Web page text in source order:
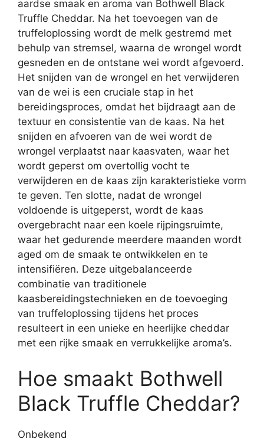
aardse smaak en aroma van Bothwell Black
Truffle Cheddar. Na het toevoegen van de
truffeloplossing wordt de melk gestremd met
behulp van stremsel, waarna de wrongel wordt
gesneden en de ontstane wei wordt afgevoerd.
Het snijden van de wrongel en het verwijderen
van de wei is een cruciale stap in het
bereidingsproces, omdat het bijdraagt ​​aan de
textuur en consistentie van de kaas. Na het
snijden en afvoeren van de wei wordt de
wrongel verplaatst naar kaasvaten, waar het
wordt geperst om overtollig vocht te
verwijderen en de kaas zijn karakteristieke vorm
te geven. Ten slotte, nadat de wrongel
voldoende is uitgeperst, wordt de kaas
overgebracht naar een koele rijpingsruimte,
waar het gedurende meerdere maanden wordt
aged om de smaak te ontwikkelen en te
intensifiëren. Deze uitgebalanceerde
combinatie van traditionele
kaasbereidingstechnieken en de toevoeging
van truffeloplossing tijdens het proces
resulteert in een unieke en heerlijke cheddar
met een rijke smaak en verrukkelijke aroma’s.
Hoe smaakt Bothwell
Black Truffle Cheddar?
Onbekend